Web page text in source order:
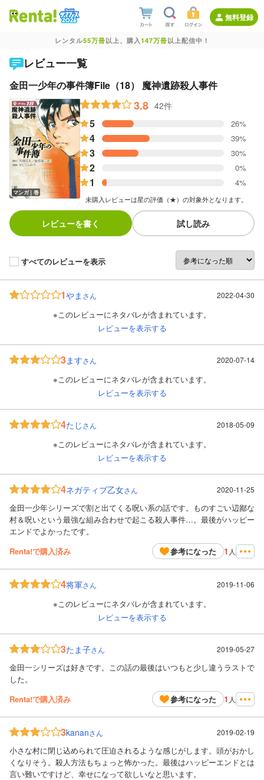
無料登録
レンタル55万冊以上、購入147万冊以上配信中！
レビュー一覧
金田一少年の事件簿File（18） 魔神遺跡殺人事件
マンガ｜巻
3.8 42件
5 26%
4 39%
3 30%
2 0%
1 4%
未購入レビューは星の評価（★）の対象外となります。
レビューを書く 試し読み
すべてのレビューを表示
1やま さん 2022-04-30
※このレビューにネタバレが含まれています。
レビューを表示する
3ますさん 2020-07-14
※このレビューにネタバレが含まれています。
レビューを表示する
4たじさん 2018-05-09
※このレビューにネタバレが含まれています。
レビューを表示する
4ネガティブ乙女さん 2020-11-25
金田一少年シリーズで割と出てくる呪い系の話です。ものすごい辺鄙な
村＆呪いという最強な組み合わせで起こる殺人事件…。最後がハッピー
エンドでよかったです。
Renta!で購入済み
参考になった 1 人
4将軍さん 2019-11-06
※このレビューにネタバレが含まれています。
レビューを表示する
3たま子さん 2019-05-27
金田一シリーズは好きです。この話の最後はいつもと少し違うラストで
した。
Renta!で購入済み
参考になった 1 人
3kananさん 2019-02-19
小さな村に閉じ込められて圧迫されるような感じがします。頭がおかし
くなりそう。殺人方法もちょっと怖かった。最後はハッピーエンドとは
言い難いですけど、幸せになって欲しいなと思います。